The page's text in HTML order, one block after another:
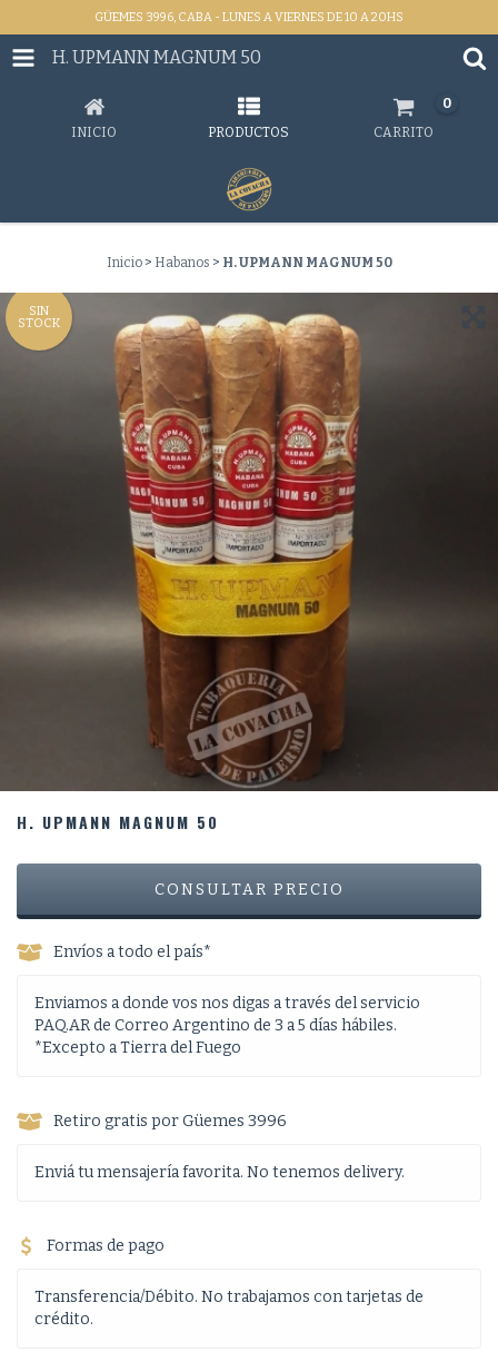
GÜEMES 3996, CABA - LUNES A VIERNES DE 10 A 20HS
H. UPMANN MAGNUM 50
INICIO PRODUCTOS CARRITO
0
Inicio > Habanos > H. UPMANN MAGNUM 50
SIN
STOCK
H. UPMANN MAGNUM 50
Envíos a todo el país*
Enviamos a donde vos nos digas a través del servicio
PAQ.AR de Correo Argentino de 3 a 5 días hábiles.
*Excepto a Tierra del Fuego
Retiro gratis por Güemes 3996
Enviá tu mensajería favorita. No tenemos delivery.
Formas de pago
Transferencia/Débito. No trabajamos con tarjetas de
crédito.